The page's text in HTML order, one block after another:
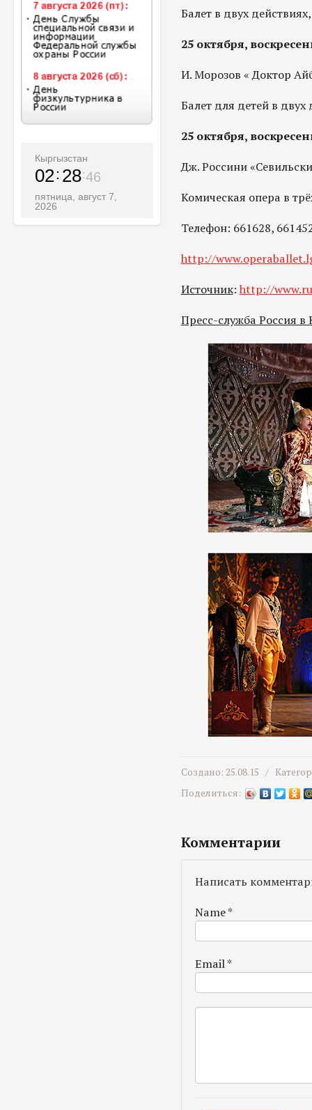
Кыргызстан
02 28 48
пятница, август 7,
2026
Балет в двух
25 октября,
И. Морозов « Доктор
Балет для детей в двух
25 октября,
Дж. Россини
Комическая опера в
Телефон: 661628,
http://
Источник: http://
Пресс-служба Россия в
Создано: 25.08.15 /
Поделиться:
Комментарии
Написать
Name*
Email*